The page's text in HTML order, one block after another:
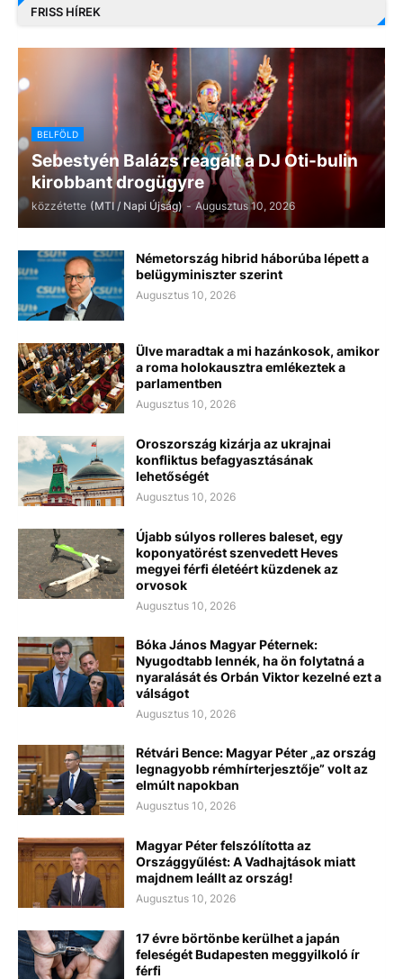
FRISS HÍREK
BELFÖLD
Sebestyén Balázs reagált a DJ Oti-bulin
kirobbant drogügyre
közzétette (MTI / Napi Újság) - Augusztus 10, 2026
Németország hibrid háborúba lépett a
belügyminiszter szerint
Augusztus 10, 2026
Ülve maradtak a mi hazánkosok, amikor
a roma holokausztra emlékeztek a
parlamentben
Augusztus 10, 2026
Oroszország kizárja az ukrajnai
konfliktus befagyasztásának
lehetőségét
Augusztus 10, 2026
Újabb súlyos rolleres baleset, egy
koponyatörést szenvedett Heves
megyei férfi életéért küzdenek az
orvosok
Augusztus 10, 2026
Bóka János Magyar Péternek:
Nyugodtabb lennék, ha ön folytatná a
nyaralását és Orbán Viktor kezelné ezt a
válságot
Augusztus 10, 2026
Rétvári Bence: Magyar Péter „az ország
legnagyobb rémhírterjesztője” volt az
elmúlt napokban
Augusztus 10, 2026
Magyar Péter felszólította az
Országgyűlést: A Vadhajtások miatt
majdnem leállt az ország!
Augusztus 10, 2026
17 évre börtönbe kerülhet a japán
feleségét Budapesten meggyilkoló ír
férfi